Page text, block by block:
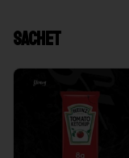
Sachet